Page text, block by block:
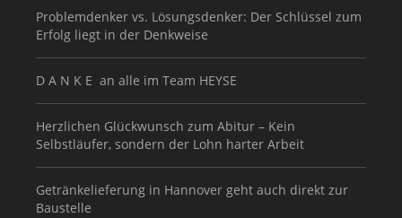
Problemdenker vs. Lösungsdenker: Der Schlüssel zum
Erfolg liegt in der Denkweise
D A N K E an alle im Team HEYSE
Herzlichen Glückwunsch zum Abitur – Kein
Selbstläufer, sondern der Lohn harter Arbeit
Getränkelieferung in Hannover geht auch direkt zur
Baustelle